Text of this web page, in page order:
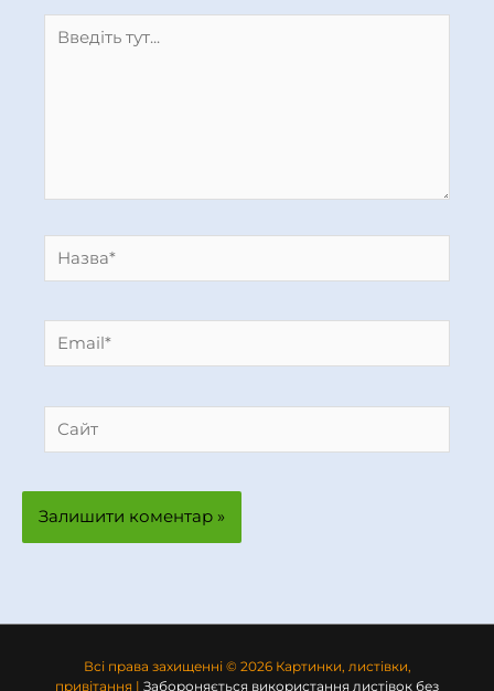
тут...
Всі права захищенні © 2026 Картинки, листівки,
привітання | Забороняється використання листівок без